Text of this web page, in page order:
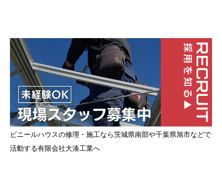
ビニールハウスの修理・施工なら茨城県南部や千葉県旭市などで
活動する有限会社大湊工業へ